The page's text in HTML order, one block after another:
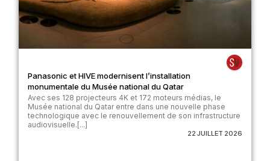
Panasonic et HIVE modernisent l’installation
monumentale du Musée national du Qatar
Avec ses 128 projecteurs 4K et 172 moteurs médias, le
Musée national du Qatar entre dans une nouvelle phase
technologique avec le renouvellement de son infrastructure
audiovisuelle.[...]
22 JUILLET 2026